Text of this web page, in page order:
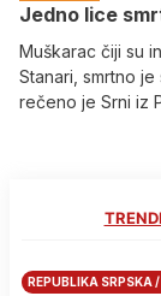
Јedno lice
Muškarac čiji su
Stanari, smrtno
rečeno je Srni iz
REPUBLIKA SRPSKA